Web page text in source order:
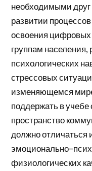
необходимыми друг
развитии
освоения
группам населения,
психологических
стрессовых
изменяющемся
поддержать в учебе
пространство
должно отличаться
физиологических